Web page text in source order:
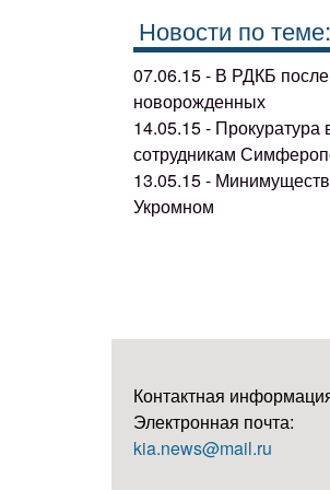
Новости по теме:
07.06.15 - В РДКБ после
новорожденных
14.05.15 -
сотрудникам
13.05.15 -
Укромном
Контактная
Электронная почта:
kia.news@mail.ru